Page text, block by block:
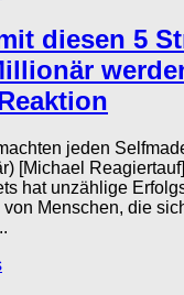
diesen 5
jeden
[Michael
hat unzählige
von Menschen, die